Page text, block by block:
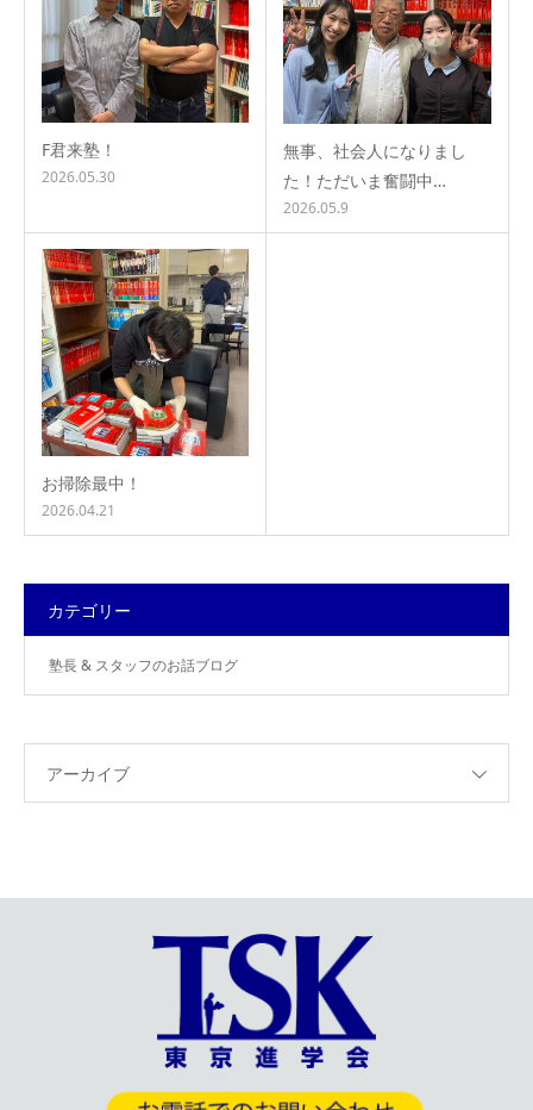
F君来塾！
2026.05.30
無事、社会人になりまし
た！ただいま奮闘中…
2026.05.9
お掃除最中！
2026.04.21
カテゴリー
塾長 & スタッフのお話ブログ
アーカイブ